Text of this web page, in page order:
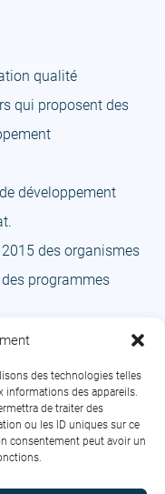
des technologies telles
informations des appareils.
de traiter des
ou les ID uniques sur ce
consentement peut avoir un
qualité
qui proposent des
développement
des organismes
programmes
obtenir un conseil
deformations sur les